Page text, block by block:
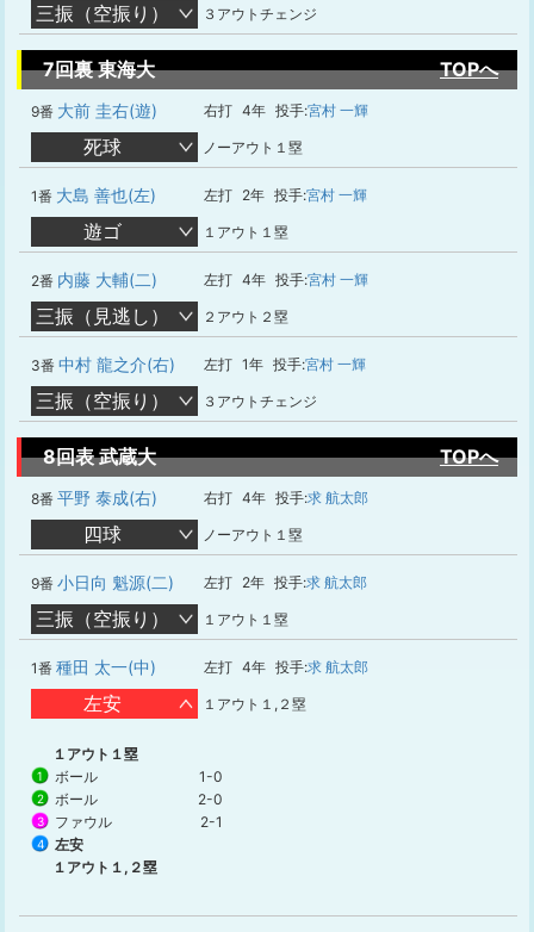
三振（空振り） ３アウトチェンジ
7回裏 東海大 TOPへ
9番 大前 圭右(遊) 右打 4年 投手:宮村 一輝
死球 ノーアウト１塁
1番 大島 善也(左) 左打 2年 投手:宮村 一輝
遊ゴ １アウト１塁
2番 内藤 大輔(二) 左打 4年 投手:宮村 一輝
三振（見逃し） ２アウト２塁
3番 中村 龍之介(右) 左打 1年 投手:宮村 一輝
三振（空振り） ３アウトチェンジ
8回表 武蔵大 TOPへ
8番 平野 泰成(右) 右打 4年 投手:求 航太郎
四球 ノーアウト１塁
9番 小日向 魁源(二) 左打 2年 投手:求 航太郎
三振（空振り） １アウト１塁
1番 種田 太一(中) 左打 4年 投手:求 航太郎
左安 １アウト１,２塁
１アウト１塁
1 ボール 1-0
2 ボール 2-0
3 ファウル 2-1
4
左安
１アウト１,２塁